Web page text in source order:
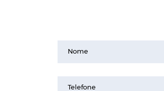
Nome
Telefone